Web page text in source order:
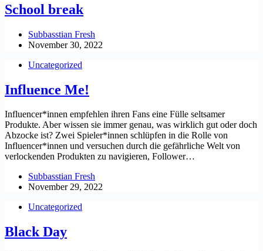
School break
Subbasstian Fresh
November 30, 2022
Uncategorized
Influence Me!
Influencer*innen empfehlen ihren Fans eine Fülle seltsamer
Produkte. Aber wissen sie immer genau, was wirklich gut oder doch
Abzocke ist? Zwei Spieler*innen schlüpfen in die Rolle von
Influencer*innen und versuchen durch die gefährliche Welt von
verlockenden Produkten zu navigieren, Follower…
Subbasstian Fresh
November 29, 2022
Uncategorized
Black Day